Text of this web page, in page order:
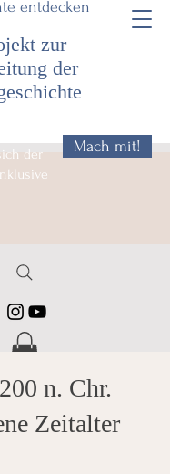
entdecken
zur
der
der
Mach mit!
n. Chr.
Zeitalter